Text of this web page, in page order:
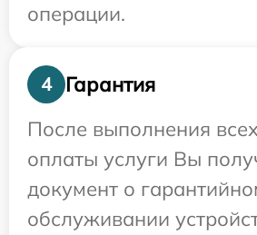
операции.
4
Гарантия
После выполнения
оплаты услуги Вы
документ о
обслуживании